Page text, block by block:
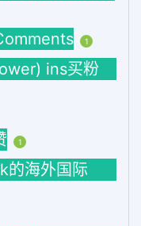
1
ins买粉
1
的海外国际